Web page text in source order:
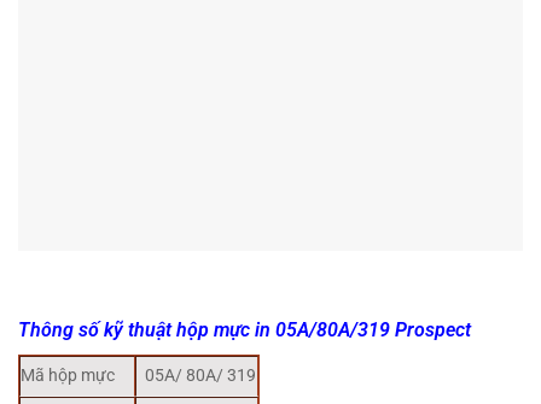
Thông số kỹ thuật hộp mực in 05A/80A/319 Prospect
Mã hộp mực
05A/ 80A/ 319